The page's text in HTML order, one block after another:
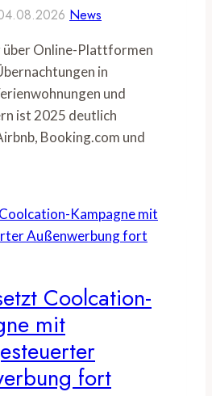
News
über Online-Plattformen
in
und
ist 2025 deutlich
Booking.com und
Coolcation-
mit
fort